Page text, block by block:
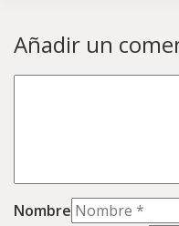
Añadir un
Nombre